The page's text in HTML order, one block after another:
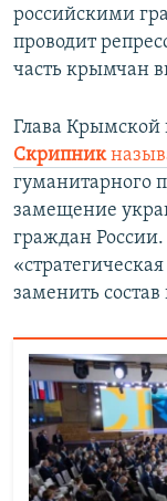
российскими
проводит
часть крымчан
Глава Крымской
Скрипник
гуманитарного
замещение
граждан
заменить состав